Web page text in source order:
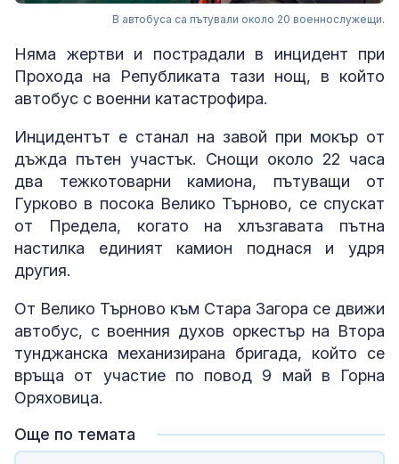
В автобуса са пътували около 20 военнослужещи.
Няма жертви и пострадали в инцидент при
Прохода на Републиката тази нощ, в който
автобус с военни катастрофира.
Инцидентът е станал на завой при мокър от
дъжда пътен участък. Снощи около 22 часа
два тежкотоварни камиона, пътуващи от
Гурково в посока Велико Търново, се спускат
от Предела, когато на хлъзгавата пътна
настилка единият камион поднася и удря
другия.
От Велико Търново към Стара Загора се движи
автобус, с военния духов оркестър на Втора
тунджанска механизирана бригада, който се
връща от участие по повод 9 май в Горна
Оряховица.
Още по темата